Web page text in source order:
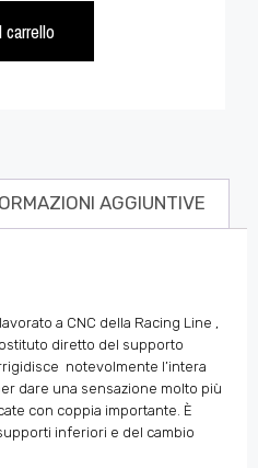
AGGIUNTIVE
lavorato a CNC della Racing Line ,
diretto del supporto
notevolmente l’intera
dare una sensazione molto più
con coppia importante. È
inferiori e del cambio